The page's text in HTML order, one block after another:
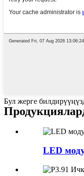
Бул жерге
LED